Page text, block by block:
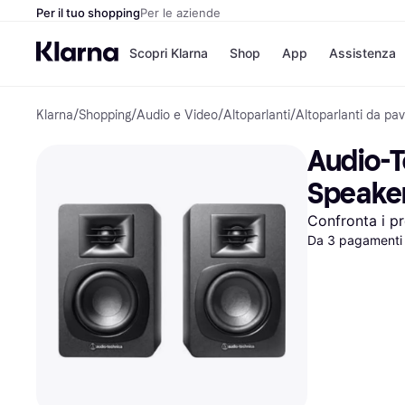
Per il tuo shoppingPer le aziende
Scopri Klarna
Opzioni di
Paga ora
Paga in 3 rate
Paga dopo 30 giorni
Finanziamento
Shop
Negozi
Unieuro
Media
eBay
Zalando
App Assistenza
Klarna/Shopping/Audio e Video/Altoparlanti/Altoparlanti da
Audio-
Confronta i
Da 3